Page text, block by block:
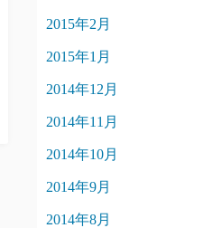
2015年2月
2015年1月
2014年12月
2014年11月
2014年10月
2014年9月
2014年8月